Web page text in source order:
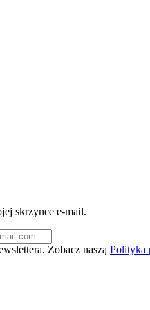
skrzynce e-mail.
Zobacz naszą Polityka